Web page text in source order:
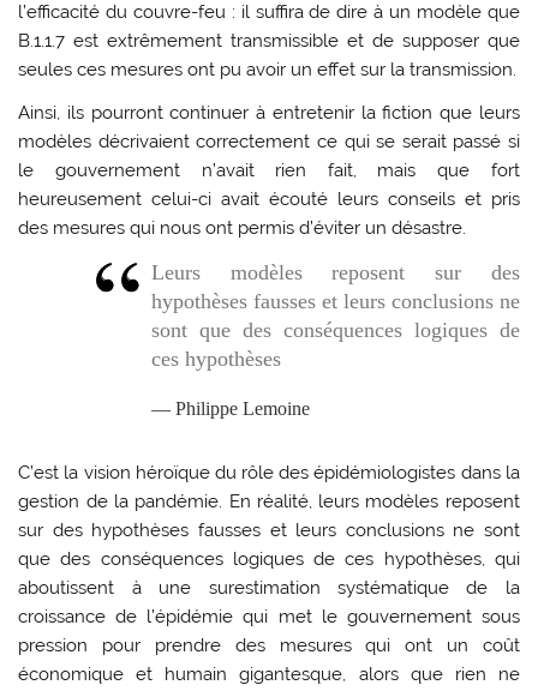
l’efficacité du couvre-feu : il suffira de dire à un modèle que
B.1.1.7 est extrêmement transmissible et de supposer que
seules ces mesures ont pu avoir un effet sur la transmission.
Ainsi, ils pourront continuer à entretenir la fiction que leurs
modèles décrivaient correctement ce qui se serait passé si
le gouvernement n’avait rien fait, mais que fort
heureusement celui-ci avait écouté leurs conseils et pris
des mesures qui nous ont permis d’éviter un désastre.
Leurs modèles reposent sur des
hypothèses fausses et leurs conclusions ne
sont que des conséquences logiques de
ces hypothèses
Philippe Lemoine
C’est la vision héroïque du rôle des épidémiologistes dans la
gestion de la pandémie. En réalité, leurs modèles reposent
sur des hypothèses fausses et leurs conclusions ne sont
que des conséquences logiques de ces hypothèses, qui
aboutissent à une surestimation systématique de la
croissance de l’épidémie qui met le gouvernement sous
pression pour prendre des mesures qui ont un coût
économique et humain gigantesque, alors que rien ne